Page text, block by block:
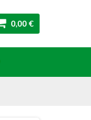
0,00 €